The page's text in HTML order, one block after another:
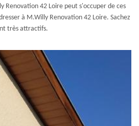
Renovation 42 Loire peut s'occuper de ces
à M.Willy Renovation 42 Loire. Sachez
très attractifs.